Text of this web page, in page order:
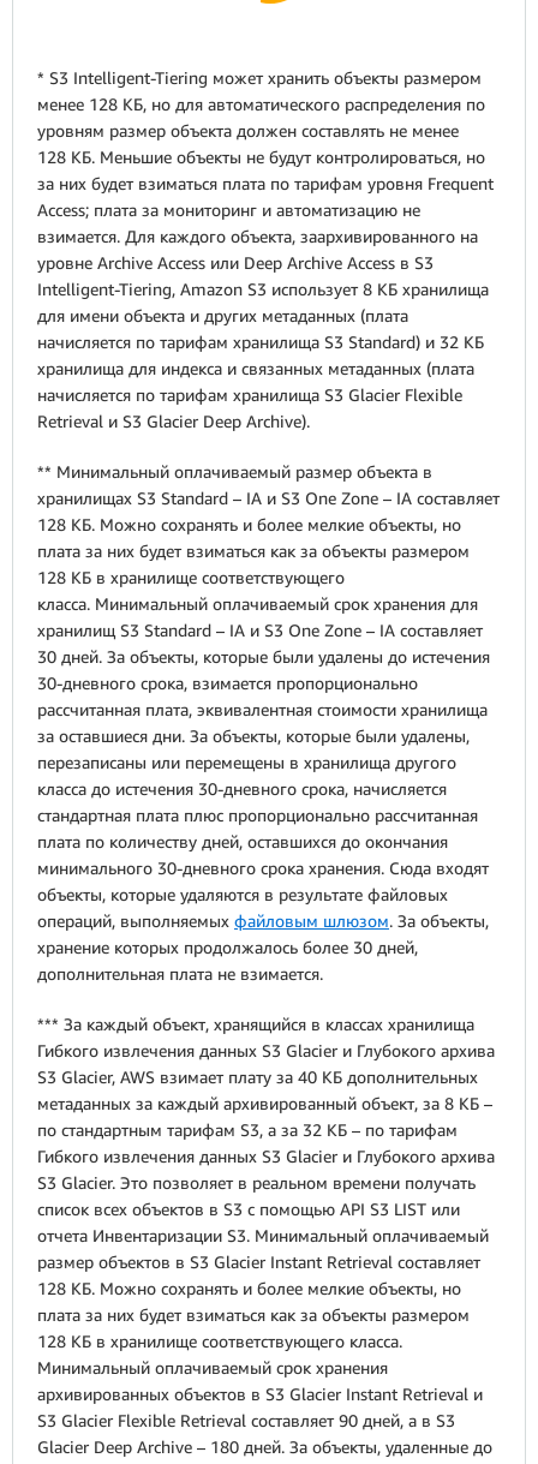
* S3 Intelligent-Tiering может хранить объекты размером
менее 128 КБ, но для автоматического распределения по
уровням размер объекта должен составлять не менее
128 КБ. Меньшие объекты не будут контролироваться, но
за них будет взиматься плата по тарифам уровня Frequent
Access; плата за мониторинг и автоматизацию не
взимается. Для каждого объекта, заархивированного на
уровне Archive Access или Deep Archive Access в S3
Intelligent-Tiering, Amazon S3 использует 8 КБ хранилища
для имени объекта и других метаданных (плата
начисляется по тарифам хранилища S3 Standard) и 32 КБ
хранилища для индекса и связанных метаданных (плата
начисляется по тарифам хранилища S3 Glacier Flexible
Retrieval и S3 Glacier Deep Archive).
** Минимальный оплачиваемый размер объекта в
хранилищах S3 Standard – IA и S3 One Zone – IA составляет
128 КБ. Можно сохранять и более мелкие объекты, но
плата за них будет взиматься как за объекты размером
128 КБ в хранилище соответствующего
класса. Минимальный оплачиваемый срок хранения для
хранилищ S3 Standard – IA и S3 One Zone – IA составляет
30 дней. За объекты, которые были удалены до истечения
30‑дневного срока, взимается пропорционально
рассчитанная плата, эквивалентная стоимости хранилища
за оставшиеся дни. За объекты, которые были удалены,
перезаписаны или перемещены в хранилища другого
класса до истечения 30‑дневного срока, начисляется
стандартная плата плюс пропорционально рассчитанная
плата по количеству дней, оставшихся до окончания
минимального 30‑дневного срока хранения. Сюда входят
объекты, которые удаляются в результате файловых
операций, выполняемых файловым шлюзом. За объекты,
хранение которых продолжалось более 30 дней,
дополнительная плата не взимается.
*** За каждый объект, хранящийся в классах хранилища
Гибкого извлечения данных S3 Glacier и Глубокого архива
S3 Glacier, AWS взимает плату за 40 КБ дополнительных
метаданных за каждый архивированный объект, за 8 КБ –
по стандартным тарифам S3, а за 32 КБ – по тарифам
Гибкого извлечения данных S3 Glacier и Глубокого архива
S3 Glacier. Это позволяет в реальном времени получать
список всех объектов в S3 с помощью API S3 LIST или
отчета Инвентаризации S3. Минимальный оплачиваемый
размер объектов в S3 Glacier Instant Retrieval составляет
128 КБ. Можно сохранять и более мелкие объекты, но
плата за них будет взиматься как за объекты размером
128 КБ в хранилище соответствующего класса.
Минимальный оплачиваемый срок хранения
архивированных объектов в S3 Glacier Instant Retrieval и
S3 Glacier Flexible Retrieval составляет 90 дней, а в S3
Glacier Deep Archive – 180 дней. За объекты, удаленные до